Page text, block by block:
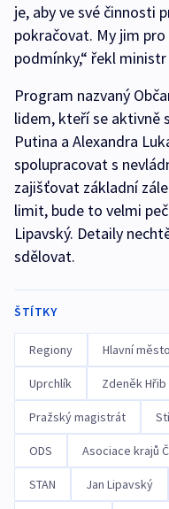
je, aby ve své činnosti
pokračovat. My jim
podmínky,“ řekl
Program nazvaný
lidem, kteří se aktivně
Putina a Alexandra
spolupracovat s
zajišťovat základní
limit, bude to velmi
Lipavský. Detaily
sdělovat.
ŠTÍTKY
Regiony Hlavní
Uprchlík Zdeněk Hřib
Pražský magistrát
ODS Asociace krajů
STAN Jan Lipavský